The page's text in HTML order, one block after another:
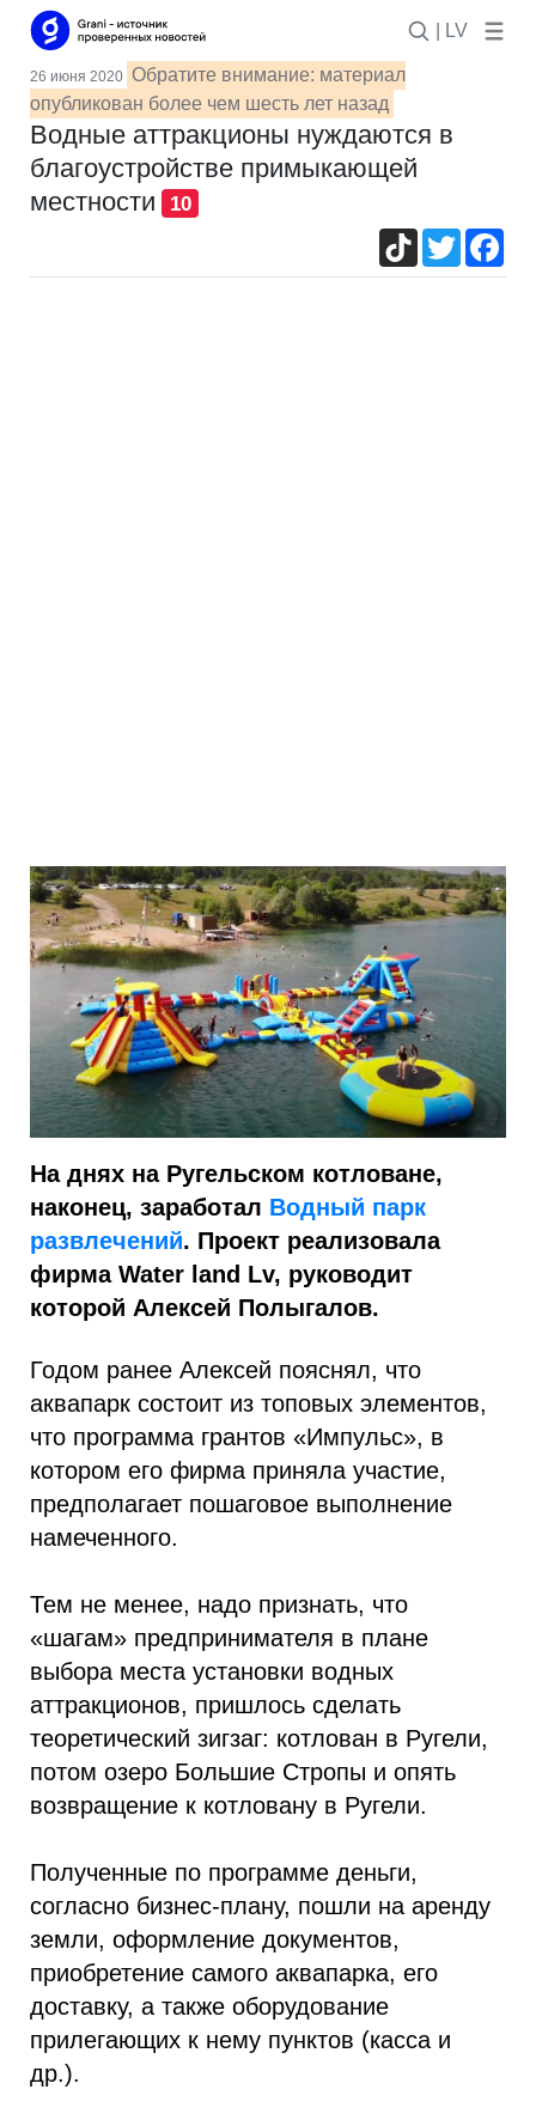
| LV
26 июня 2020 Обратите внимание: материал
опубликован более чем шесть лет назад
Водные аттракционы нуждаются в
благоустройстве примыкающей
местности
10
TikTokTwitter
На днях на Ругельском котловане,
наконец, заработал Водный парк
развлечений. Проект реализовала
фирма Water land Lv, руководит
которой Алексей Полыгалов.
Годом ранее Алексей пояснял, что
аквапарк состоит из топовых элементов,
что программа грантов «Импульс», в
котором его фирма приняла участие,
предполагает пошаговое выполнение
намеченного.
Тем не менее, надо признать, что
«шагам» предпринимателя в плане
выбора места установки водных
аттракционов, пришлось сделать
теоретический зигзаг: котлован в Ругели,
потом озеро Большие Стропы и опять
возвращение к котловану в Ругели.
Полученные по программе деньги,
согласно бизнес-плану, пошли на аренду
земли, оформление документов,
приобретение самого аквапарка, его
доставку, а также оборудование
прилегающих к нему пунктов (касса и
др.).